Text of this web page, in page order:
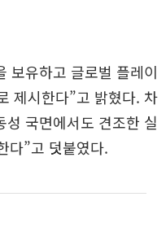
보유하고 글로벌 플레이
제시한다”고 밝혔다. 차
국면에서도 견조한 실
다”고 덧붙였다.